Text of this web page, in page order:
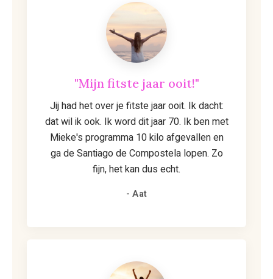
"Mijn fitste jaar ooit!"
Jij had het over je fitste jaar ooit. Ik dacht:
dat wil ik ook. Ik word dit jaar 70. Ik ben met
Mieke's programma 10 kilo afgevallen en
ga de Santiago de Compostela lopen. Zo
fijn, het kan dus echt.
- Aat